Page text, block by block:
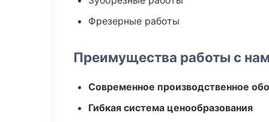
Фрезерные работы
Преимущества работы с
Современное производственное
Гибкая система ценообразования